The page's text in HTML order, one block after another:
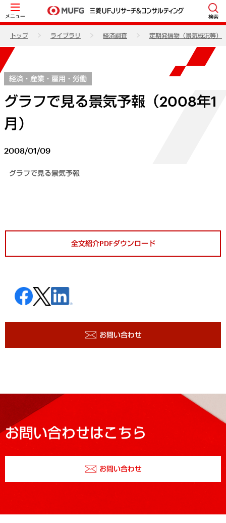
メニュー 検索
トップ ライブラリ 経済調査 定期発信物（景気概況等）
経済・産業・雇用・労働
グラフで見る景気予報（2008年1
月）
2008/01/09
グラフで見る景気予報
全文紹介PDFダウンロード
お問い合わせ
お問い合わせはこちら
お問い合わせ